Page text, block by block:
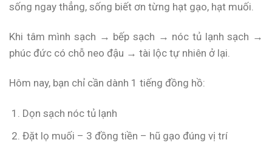
sống ngay thẳng, sống biết ơn từng hạt gạo, hạt muối.
Khi tâm mình sạch → bếp sạch → nóc tủ lạnh sạch →
phúc đức có chỗ neo đậu → tài lộc tự nhiên ở lại.
Hôm nay, bạn chỉ cần dành 1 tiếng đồng hồ:
Dọn sạch nóc tủ lạnh
Đặt lọ muối – 3 đồng tiền – hũ gạo đúng vị trí